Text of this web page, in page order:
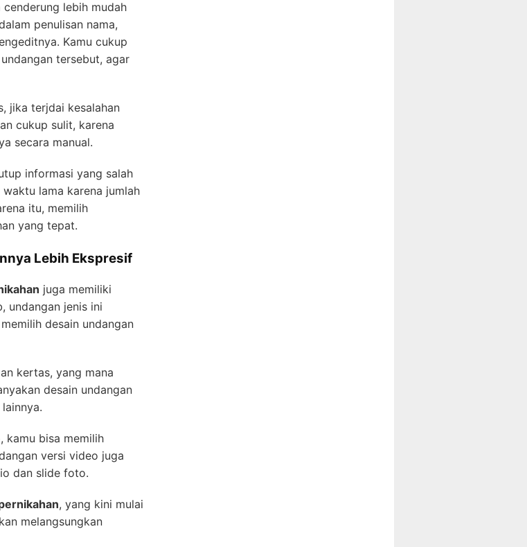
lebih mudah
penulisan nama,
Kamu cukup
tersebut, agar
jika terjdai kesalahan
cukup sulit, karena
secara manual.
informasi yang salah
lama karena jumlah
itu, memilih
yang tepat.
Lebih Ekspresif
juga memiliki
undangan jenis ini
desain undangan
kertas, yang mana
desain undangan
kamu bisa memilih
versi video juga
dan slide foto.
, yang kini mulai
melangsungkan